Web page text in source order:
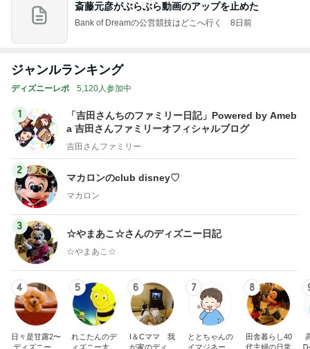
斎藤元彦がぶらぶら動画のアップを止めた
Bank of Dreamの公営競技はどこへ行く 8日前
ジャンルランキング
ディズニーレポ 5,120人参加中
1
「吉田さんちのファミリー日記」Powered by Ameb
a 吉田さんファミリーオフィシャルブログ
吉田さんファミリー
2
マカロンのclub disney♡
マカロン
3
☆やまあこ☆さんのディズニー日記
☆やまあこ☆
4
日々是甘露2〜
ディズニー風
5
れこたんのデ
ィズニー大好
6
I＆Cママ 我
が家のディズ
7
ととちゃんの
イマジネーシ
8
田舎暮らし40
代主婦の日常